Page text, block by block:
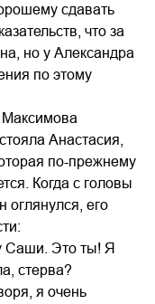
сдавать
что за
но у Александра
по этому
Максимова
Анастасия,
по-прежнему
Когда с головы
оглянулся, его
Саши. Это ты! Я
стерва?
я очень